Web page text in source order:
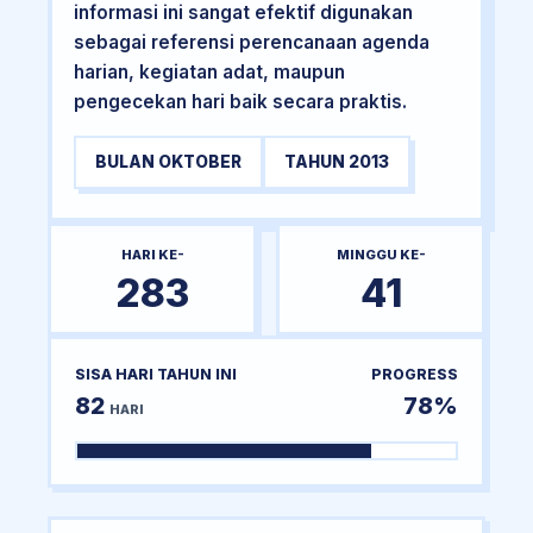
informasi ini sangat efektif digunakan
sebagai referensi perencanaan agenda
harian, kegiatan adat, maupun
pengecekan hari baik secara praktis.
BULAN OKTOBER TAHUN 2013
HARI KE-
283
MINGGU KE-
41
SISA HARI TAHUN INI
82 HARI
PROGRESS
78%